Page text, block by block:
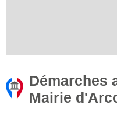
Démarches
Mairie